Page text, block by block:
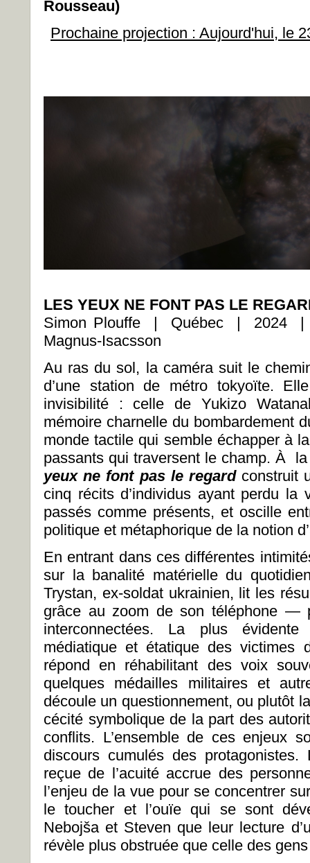
Rousseau)
Prochaine projection : Aujourd'hui, le
LES YEUX NE FONT PAS LE
Simon Plouffe | Québec | 2024 |
Magnus-Isacsson
Au ras du sol, la caméra suit le
d’une station de métro tokyoïte.
invisibilité : celle de Yukizo
mémoire charnelle du bombardement
monde tactile qui semble échapper à
passants qui traversent le champ. À
yeux ne font pas le regard construit
cinq récits d’individus ayant perdu la
passés comme présents, et oscille
politique et métaphorique de la notion
En entrant dans ces différentes
sur la banalité matérielle du
Trystan, ex-soldat ukrainien, lit les
grâce au zoom de son téléphone —
interconnectées. La plus
médiatique et étatique des victimes
répond en réhabilitant des voix
quelques médailles militaires et
découle un questionnement, ou plutôt
cécité symbolique de la part des
conflits. L’ensemble de ces enjeux
discours cumulés des
reçue de l’acuité accrue des
l’enjeu de la vue pour se concentrer
le toucher et l’ouïe qui se sont
Nebojša et Steven que leur lecture
révèle plus obstruée que celle des